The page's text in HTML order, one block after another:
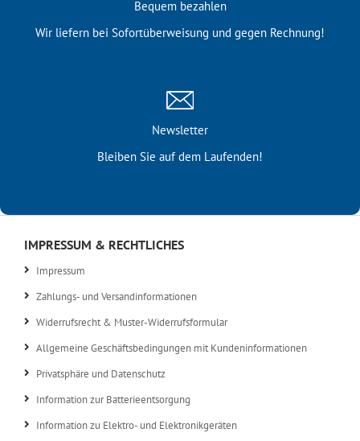
Bequem bezahlen
Wir liefern bei Sofortüber­weisung und gegen Rechnung!
Newsletter
Bleiben Sie auf dem Laufenden!
IMPRESSUM & RECHTLICHES
Impressum
Zahlungs- und Versandinformationen
Widerrufsrecht & Muster-Widerrufsformular
Allgemeine Geschäftsbedingungen mit Kundeninformationen
Privatsphäre und Datenschutz
Information zur Batterieentsorgung
Information zu Elektro- und Elektronikgeräten